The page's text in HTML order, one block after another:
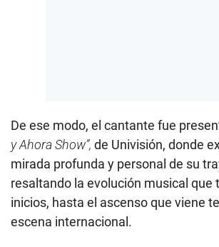
De ese modo, el cantante fue
y Ahora Show”, de Univisión, donde
mirada profunda y personal de su
resaltando la evolución musical que
inicios, hasta el ascenso que viene
escena internacional.